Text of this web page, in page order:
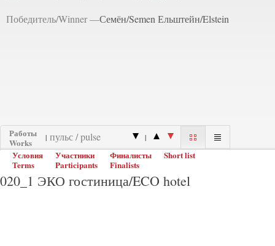
Победитель/Winner —Семён/Semen Ельштейн/Elstein
Работы
Works
| |
Условия
Terms
Участники
Participants
Финалисты
Finalists
Short list
020_1 ЭКО гостиница/ECO hotel